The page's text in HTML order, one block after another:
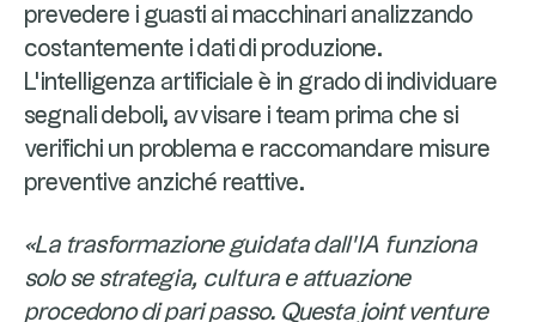
prevedere i guasti ai macchinari analizzando
costantemente i dati di produzione.
L'intelligenza artificiale è in grado di individuare
segnali deboli, avvisare i team prima che si
verifichi un problema e raccomandare misure
preventive anziché reattive.
«La trasformazione guidata dall’IA funziona
solo se strategia, cultura e attuazione
procedono di pari passo. Questa joint venture